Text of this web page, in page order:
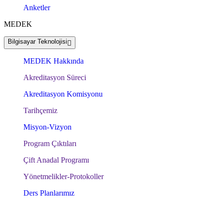
Anketler
MEDEK
Bilgisayar Teknolojisi
MEDEK Hakkında
Akreditasyon Süreci
Akreditasyon Komisyonu
Tarihçemiz
Misyon-Vizyon
Program Çıktıları
Çift Anadal Programı
Yönetmelikler-Protokoller
Ders Planlarımız